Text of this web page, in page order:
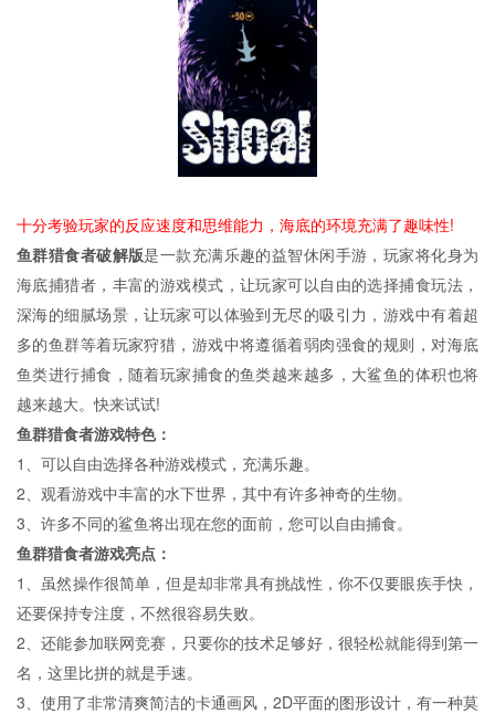
十分考验玩家的反应速度和思维能力，海底的环境充满了趣味性!
鱼群猎食者破解版是一款充满乐趣的益智休闲手游，玩家将化身为
海底捕猎者，丰富的游戏模式，让玩家可以自由的选择捕食玩法，
深海的细腻场景，让玩家可以体验到无尽的吸引力，游戏中有着超
多的鱼群等着玩家狩猎，游戏中将遵循着弱肉强食的规则，对海底
鱼类进行捕食，随着玩家捕食的鱼类越来越多，大鲨鱼的体积也将
越来越大。快来试试!
鱼群猎食者游戏特色：
1、可以自由选择各种游戏模式，充满乐趣。
2、观看游戏中丰富的水下世界，其中有许多神奇的生物。
3、许多不同的鲨鱼将出现在您的面前，您可以自由捕食。
鱼群猎食者游戏亮点：
1、虽然操作很简单，但是却非常具有挑战性，你不仅要眼疾手快，
还要保持专注度，不然很容易失败。
2、还能参加联网竞赛，只要你的技术足够好，很轻松就能得到第一
名，这里比拼的就是手速。
3、使用了非常清爽简洁的卡通画风，2D平面的图形设计，有一种莫